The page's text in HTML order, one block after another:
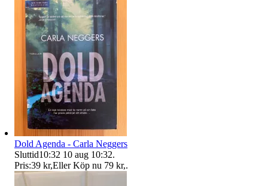
Dold Agenda - Carla Neggers
Sluttid10:32 10 aug 10:32.
Pris:39 kr,Eller Köp nu 79 kr,.